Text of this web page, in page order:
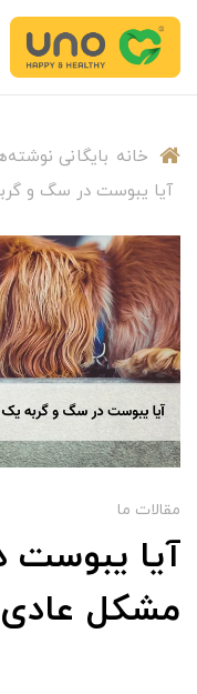
خانه بایگانی
آیا یبوست در سگ و
مقالات ما
آیا
مشکل